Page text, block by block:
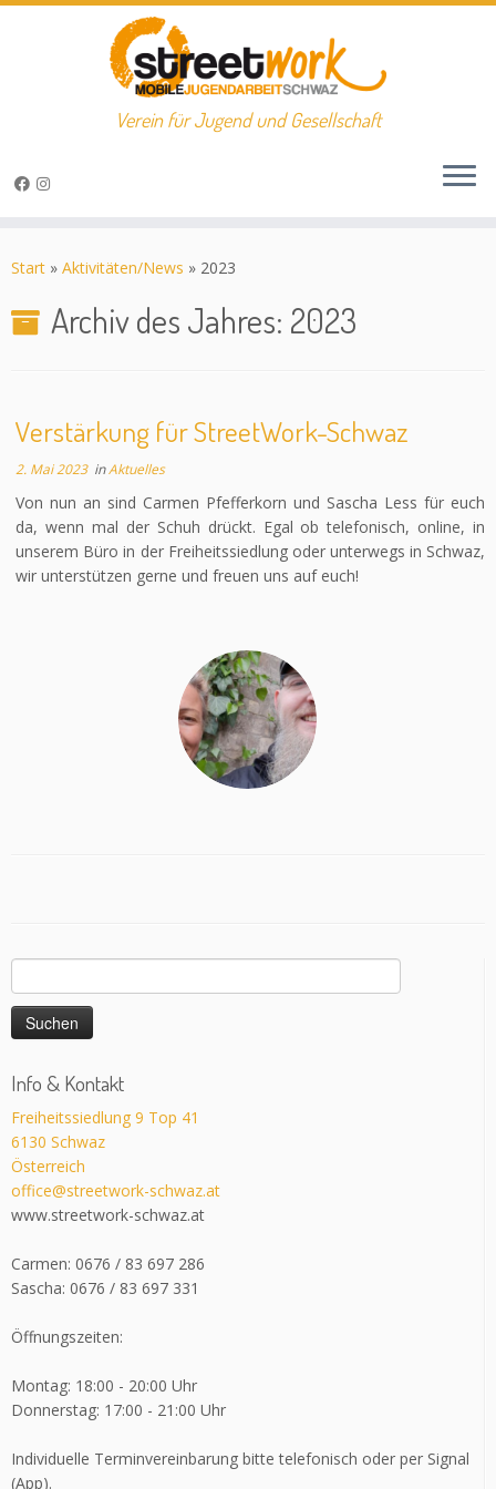
Inhalt
Verein für Jugend und Gesellschaft
Start » Aktivitäten/News » 2023
Archiv des Jahres: 2023
Verstärkung für StreetWork-Schwaz
2. Mai 2023inAktuelles
Von nun an sind Carmen Pfefferkorn und Sascha Less für euch
da, wenn mal der Schuh drückt. Egal ob telefonisch, online, in
unserem Büro in der Freiheitssiedlung oder unterwegs in Schwaz,
wir unterstützen gerne und freuen uns auf euch!
nach:
Info & Kontakt
Freiheitssiedlung 9 Top 41
6130 Schwaz
Österreich
office@streetwork-schwaz.at
www.streetwork-schwaz.at
Carmen: 0676 / 83 697 286
Sascha: 0676 / 83 697 331
Öffnungszeiten:
Montag: 18:00 - 20:00 Uhr
Donnerstag: 17:00 - 21:00 Uhr
Individuelle Terminvereinbarung bitte telefonisch oder per Signal
(App).